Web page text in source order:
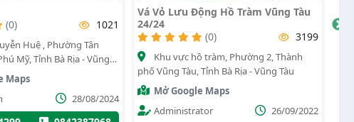
Vá Vỏ Lưu Động Hồ Tràm Vũng Tàu
24/24
3199
Khu vực hồ tràm, Phường 2, Thành
phố Vũng Tàu, Tỉnh Bà Rịa - Vũng Tàu
Mở Google Maps
Administrator
26/09/2022
Công Ty Tnhh Vận Tải Cơ Giới
(0)
Khu phố Phước Thạnh, Phường
Xuân, Thị xã Phú Mỹ, Tỉnh Bà Rịa -
TàuMở Google Maps
Nguyễn Lâm Phượng